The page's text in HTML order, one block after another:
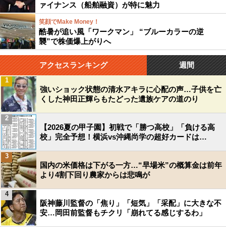
ァイナンス（船舶融資）が特に魅力
笑顔でMake Money！
酷暑が追い風「ワークマン」 “ブルーカラーの逆
襲”で株価爆上がりへ
アクセスランキング 週間
強いショック状態の清水アキラに心配の声…子供を亡
くした神田正輝らもたどった遺族ケアの道のり
1
【2026夏の甲子園】初戦で「勝つ高校」「負ける高
校」完全予想！横浜vs沖縄尚学の超好カードは…
2
国内の米価格は下がる一方…“早場米”の概算金は前年
より4割下回り農家からは悲鳴が
3
阪神藤川監督の「焦り」「短気」「采配」に大きな不
安…岡田前監督もチクリ「崩れてる感じするわ」
4